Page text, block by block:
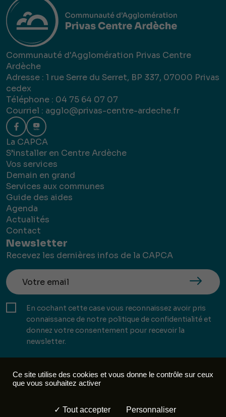
Communauté d'Agglomération Privas Centre
Ardèche
Adresse : 1 rue Serre du Serret, BP 337, 07000 Privas
cedex
Téléphone : 04 75 64 07 07
Courriel : agglo@privas-centre-ardeche.fr
La CAPCA
S’installer en Centre Ardèche
Vos services
Demain en grand
Services aux communes
Guide des aides
Agenda
Actualités
Contact
Newsletter
Recevez les dernières infos de la CAPCA
En cochant cette case vous reconnaissez avoir pris
connaissance de notre politique de confidentialité et
donnez votre consentement pour recevoir la
newsletter.
Ce site utilise des cookies et vous donne le contrôle sur ceux
que vous souhaitez activer
Tout accepter Personnaliser